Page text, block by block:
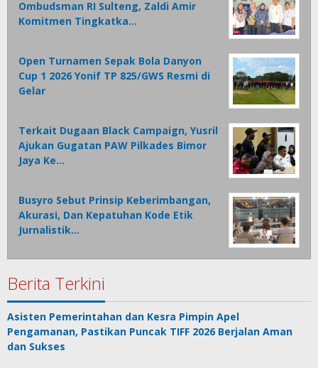
Ombudsman RI Sulteng, Zaldi Amir
Komitmen Tingkatka…
Open Turnamen Sepak Bola Danyon
Cup 1 2026 Yonif TP 825/GWS Resmi di
Gelar
Terkait Dugaan Black Campaign, Yusril
Ajukan Gugatan PAW Pilkades Bimor
Jaya Ke…
Busyro Sebut Prinsip Keberimbangan,
Akurasi, Dan Kepatuhan Kode Etik
Jurnalistik…
Berita Terkini
Asisten Pemerintahan dan Kesra Pimpin Apel
Pengamanan, Pastikan Puncak TIFF 2026 Berjalan Aman
dan Sukses